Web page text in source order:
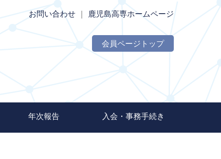
お問い合わせ ｜ 鹿児島高専ホームページ
会員ページトップ
年次報告 入会・事務手続き